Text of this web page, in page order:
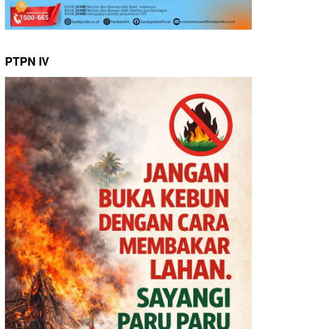
PTPN IV